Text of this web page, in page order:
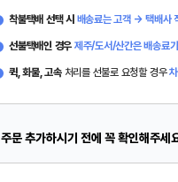
착불택배 선택 시 배송료는 고객 → 택배사
선불택배인 경우 제주/도서/산간은 배송료
퀵, 화물, 고속처리를 선불로 요청할 경우
주문 추가하시기 전에 꼭 확인해주세